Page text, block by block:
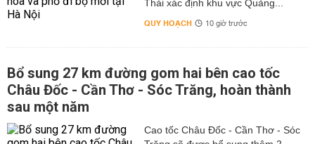
Thái xác định khu vực Quảng...
QUY HOẠCH 10 giờ trước
Bổ sung 27 km đường gom hai bên cao tốc
Châu Đốc - Cần Thơ - Sóc Trăng, hoàn thành
sau một năm
Cao tốc Châu Đốc - Cần Thơ - Sóc